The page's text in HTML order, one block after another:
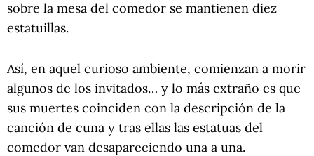
sobre la mesa del comedor se mantienen diez
estatuillas.
Así, en aquel curioso ambiente, comienzan a morir
algunos de los invitados… y lo más extraño es que
sus muertes coinciden con la descripción de la
canción de cuna y tras ellas las estatuas del
comedor van desapareciendo una a una.